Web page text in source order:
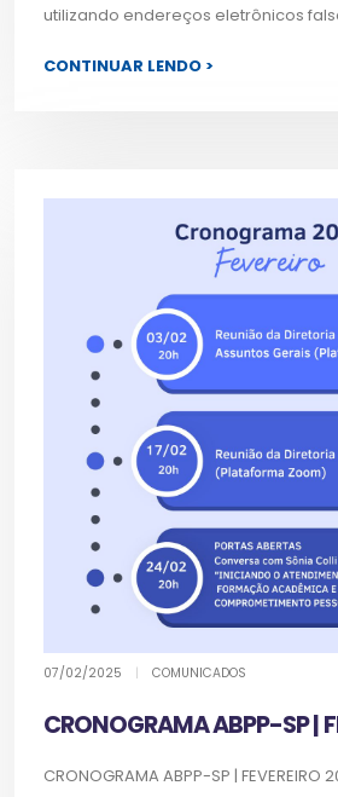
utilizando endereços eletrônicos
CONTINUAR LENDO >
07/02/2025 COMUNICADOS
CRONOGRAMA ABPP-SP |
CRONOGRAMA ABPP-SP | FEVEREIRO